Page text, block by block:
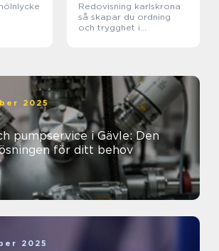
Redovisning karlskrona
så skapar du ordning
och trygghet i
2025
pumpservice i Gävle: Den
för ditt behov
2025